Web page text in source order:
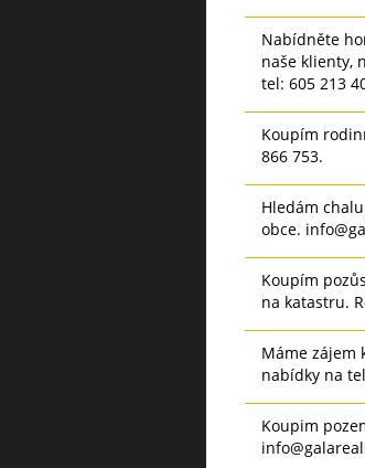
Nabídněte
naše klienty,
tel: 605 213
Koupím
866 753.
Hledám
obce.
Koupím
na katastru.
Máme zájem
nabídky na
Koupim